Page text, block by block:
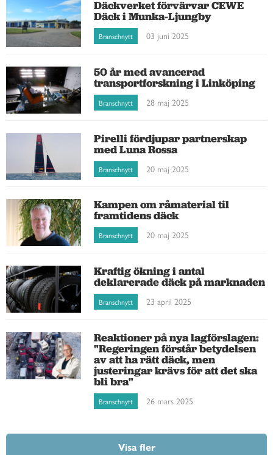
Däckverket förvärvar CEWE
Däck i Munka-Ljungby
Branschnytt 03 juni 2025
50 år med avancerad
transportforskning i Linköping
Branschnytt 28 maj 2025
Pirelli fördjupar partnerskap
med Luna Rossa
Branschnytt 20 maj 2025
Kampen om råmaterial til
framtidens däck
Branschnytt 20 maj 2025
Kraftig ökning i antal
deklarerade däck på marknaden
Branschnytt 23 april 2025
Reaktioner på nya lagförslagen:
"Regeringen förstår betydelsen
av att ha rätt däck, men
justeringar krävs för att det ska
bli bra"
Branschnytt 26 mars 2025
Visa fler